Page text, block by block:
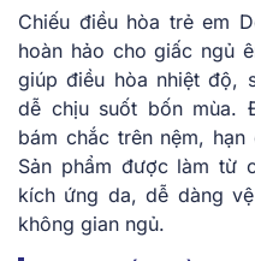
Chiếu điều hòa trẻ em
hoàn hảo cho giấc ngủ
giúp điều hòa nhiệt độ,
dễ chịu suốt bốn mùa.
bám chắc trên nệm,
Sản phẩm được làm từ
kích ứng da, dễ dàng
không gian ngủ.